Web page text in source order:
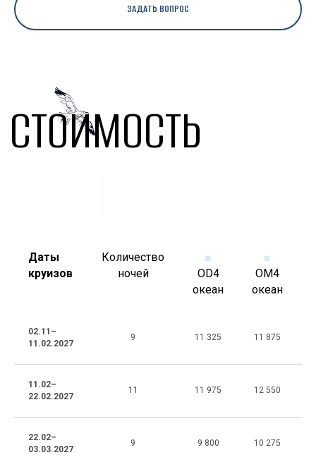
ЗАДАТЬ ВОПРОС
СТОИМОСТЬ
Даты
круизов
Количество
ночей
■
OD4
океан
■
OM4
океан
02.11–
11.02.2027
9 11 325 11 875
11.02–
22.02.2027
11 11 975 12 550
22.02–
03.03.2027
9 9 800 10 275